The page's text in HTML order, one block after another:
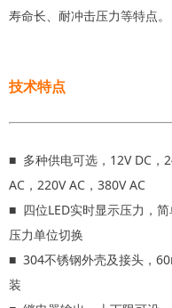
寿命长、耐冲击压力等特点。
技术特点
■ 多种供电可选，12V DC，
AC，220V AC，380V AC
■ 四位LED实时显示压力，
压力单位切换
■ 304不锈钢外壳及接头，
装